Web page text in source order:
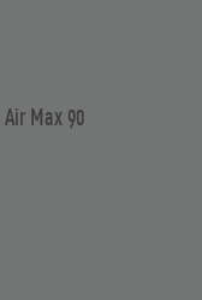
Max 90